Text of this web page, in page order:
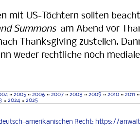
mit US-Töchtern sollten
Summons am Abend vor
Thanksgiving zustellen.
weder rechtliche noch
:: 2005 :: 2006 :: 2007 :: 2008 :: 2009 :: 2010 :: 2011 ::
:: 2024 :: 2025
amerikanischen Recht: https://